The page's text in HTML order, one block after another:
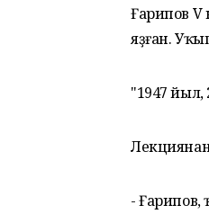
Ғарипов V
яҙған.
"1947 йыл,
Лекциянан
- Ғарипов,